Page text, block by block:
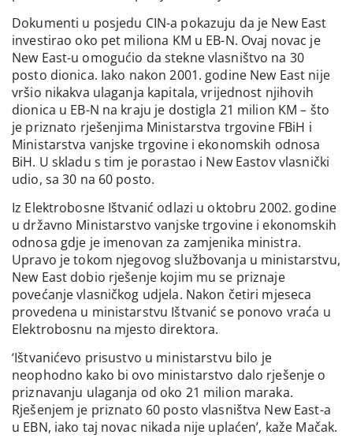
Dokumenti u posjedu CIN-a pokazuju da je New East
investirao oko pet miliona KM u EB-N. Ovaj novac je
New East-u omogućio da stekne vlasništvo na 30
posto dionica. Iako nakon 2001. godine New East nije
vršio nikakva ulaganja kapitala, vrijednost njihovih
dionica u EB-N na kraju je dostigla 21 milion KM – što
je priznato rješenjima Ministarstva trgovine FBiH i
Ministarstva vanjske trgovine i ekonomskih odnosa
BiH. U skladu s tim je porastao i New Eastov vlasnički
udio, sa 30 na 60 posto.
Iz Elektrobosne Ištvanić odlazi u oktobru 2002. godine
u državno Ministarstvo vanjske trgovine i ekonomskih
odnosa gdje je imenovan za zamjenika ministra.
Upravo je tokom njegovog službovanja u ministarstvu,
New East dobio rješenje kojim mu se priznaje
povećanje vlasničkog udjela. Nakon četiri mjeseca
provedena u ministarstvu Ištvanić se ponovo vraća u
Elektrobosnu na mjesto direktora.
‘Ištvanićevo prisustvo u ministarstvu bilo je
neophodno kako bi ovo ministarstvo dalo rješenje o
priznavanju ulaganja od oko 21 milion maraka.
Rješenjem je priznato 60 posto vlasništva New East-a
u EBN, iako taj novac nikada nije uplaćen’, kaže Mačak.